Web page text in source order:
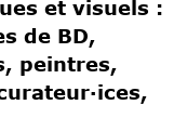
et visuels :
de BD,
peintres,